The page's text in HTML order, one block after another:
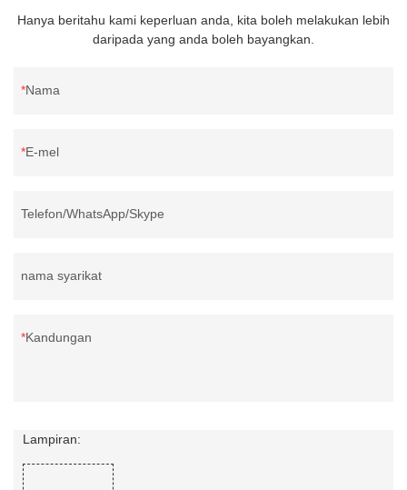
pergerakan alat mesin, mengikut keperluan bentuk dan saiz
lukisan, secara automatik memproses bahagian keluar.
Hanya beritahu kami keperluan anda, kita boleh melakukan lebih
daripada yang anda boleh bayangkan.
Nama
E-mel
Telefon/WhatsApp/Skype
nama syarikat
Kandungan
Lampiran: